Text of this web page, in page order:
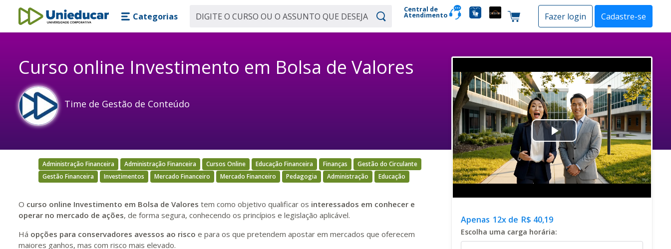
Skip main navigation
Skip to main content
Unieducar
Categorias
Central de
Atendimento Carrinho de compras
Fazer login Cadastre-se
Curso online Investimento em Bolsa de Valores
Time de Gestão de Conteúdo
Play
Video
Apenas 12x de R$ 40,19
Escolha uma carga horária:
Administração Financeira Administração Financeira Cursos Online Educação Financeira Finanças
Gestão do Circulante
Gestão Financeira
Investimentos Mercado Financeiro Mercado Financeiro Pedagogia Administração Educação
O curso online Investimento em Bolsa de Valores tem como objetivo qualificar os interessados em conhecer e
operar no mercado de ações, de forma segura, conhecendo os princípios e legislação aplicável.
Há opções para conservadores avessos ao risco e para os que pretendem apostar em mercados que oferecem
maiores ganhos, mas com risco mais elevado.